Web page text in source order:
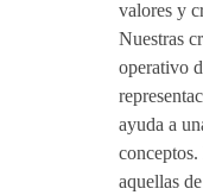
valores y
Nuestras
operativo
ayuda a
conceptos.
aquellas